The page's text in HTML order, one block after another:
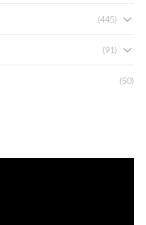
(445)
(91)
(50)